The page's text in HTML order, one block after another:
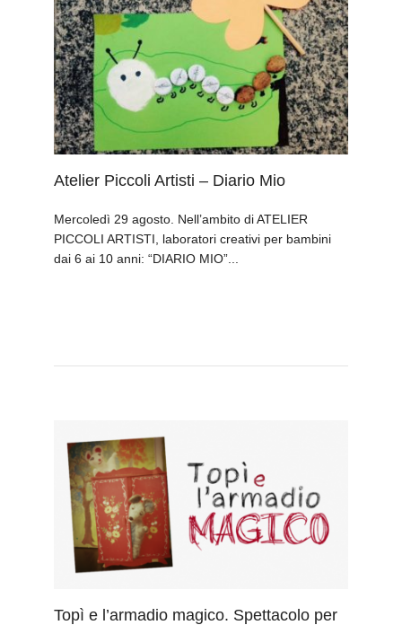
Atelier Piccoli Artisti – Diario Mio
Mercoledì 29 agosto. Nell’ambito di ATELIER
PICCOLI ARTISTI, laboratori creativi per bambini
dai 6 ai 10 anni: “DIARIO MIO”...
Topì e l’armadio magico. Spettacolo per